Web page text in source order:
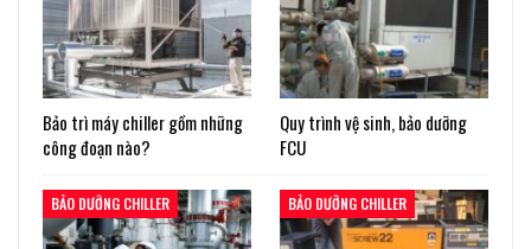
Bảo trì máy chiller gồm những
công đoạn nào?
Quy trình vệ sinh, bảo dưỡng
FCU
BẢO DƯỠNG CHILLER BẢO DƯỠNG CHILLER